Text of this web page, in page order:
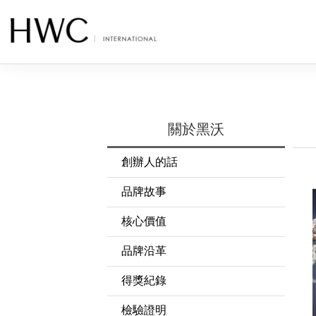
關於黑沃
創辦人的話
品牌故事
核心價值
品牌沿革
得獎紀錄
檢驗證明